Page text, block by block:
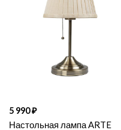
5 990
Настольная лампа ARTE